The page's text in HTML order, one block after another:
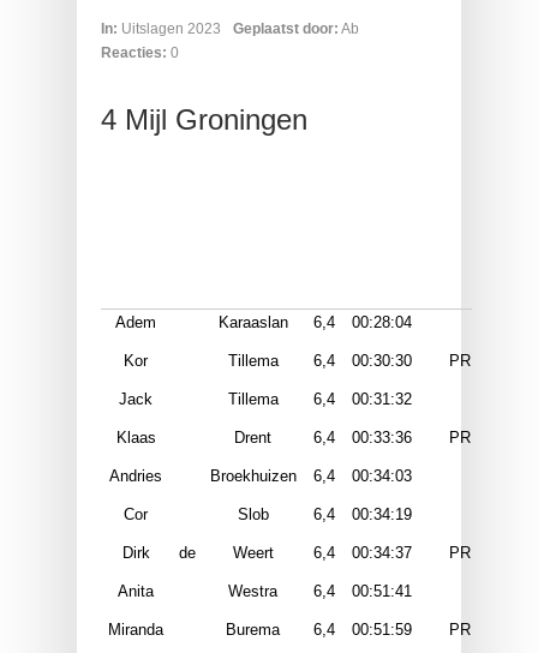
In: Uitslagen 2023 Geplaatst door: Ab
Reacties: 0
4 Mijl Groningen
Adem Karaaslan 6,4 00:28:04
Kor Tillema 6,4 00:30:30 PR
Jack Tillema 6,4 00:31:32
Klaas Drent 6,4 00:33:36 PR
Andries Broekhuizen 6,4 00:34:03
Cor Slob 6,4 00:34:19
Dirk de Weert 6,4 00:34:37 PR
Anita Westra 6,4 00:51:41
Miranda Burema 6,4 00:51:59 PR